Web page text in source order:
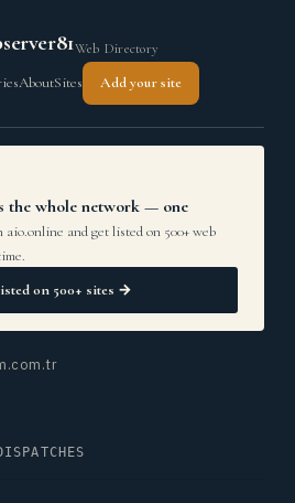
Web Directory
AboutSites Add your site
the whole network — one
aio.online and get listed on 500+ web
on 500+ sites →